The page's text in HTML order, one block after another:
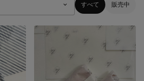
すべて 販売中